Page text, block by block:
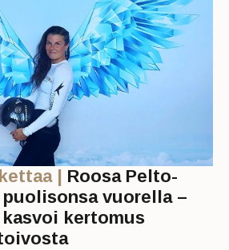
| Roosa Pelto-
vuorella –
kertomus